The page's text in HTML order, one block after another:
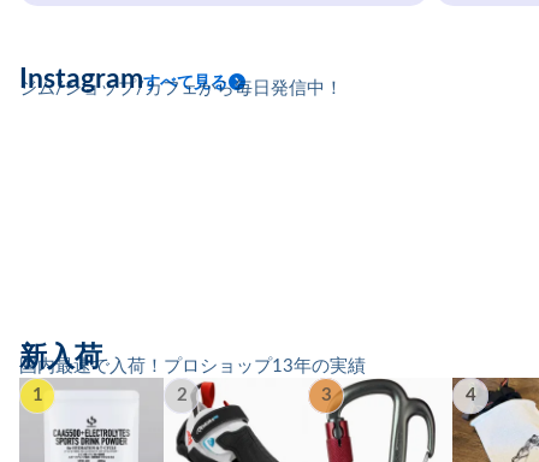
ジム/ショップ/カフェから毎日発信中！
Instagramすべて見る
国内最速で入荷！プロショップ13年の実績
新入荷
1 2 3 4